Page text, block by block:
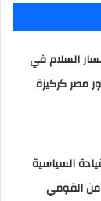
السلام في
مصر كركيزة
السياسية
القومي